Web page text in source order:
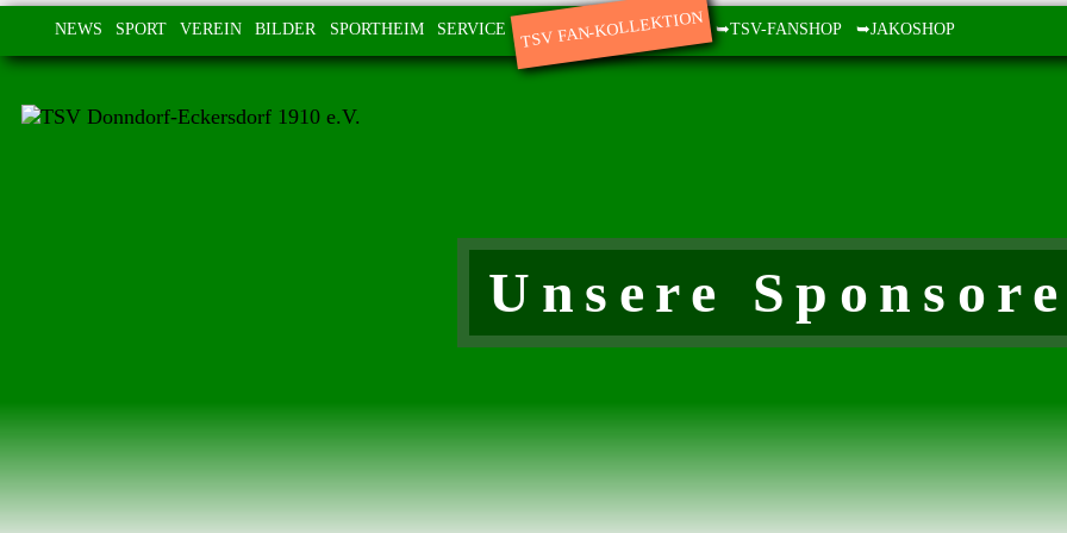
NEWS SPORT VEREIN BILDER SPORTHEIM SERVICE TSV FAN-KOLLEKTION ➥TSV-FANSHOP ➥JAKOSHOP
Unsere